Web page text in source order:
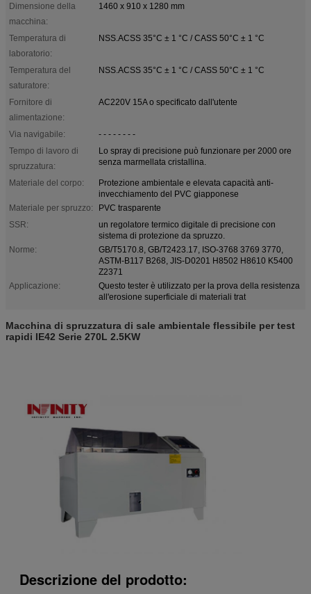
Dimensione della
macchina:
1460 x 910 x 1280 mm
Temperatura di
laboratorio:
NSS.ACSS 35°C ± 1 °C / CASS 50°C ± 1 °C
Temperatura del
saturatore:
NSS.ACSS 35°C ± 1 °C / CASS 50°C ± 1 °C
Fornitore di
alimentazione:
AC220V 15A o specificato dall'utente
Via navigabile:
- - - - - - - -
Tempo di lavoro di
spruzzatura:
Lo spray di precisione può funzionare per 2000 ore
senza marmellata cristallina.
Materiale del corpo:
Protezione ambientale e elevata capacità anti-
invecchiamento del PVC giapponese
Materiale per spruzzo:
PVC trasparente
SSR:
un regolatore termico digitale di precisione con
sistema di protezione da spruzzo.
Norme:
GB/T5170.8, GB/T2423.17, ISO-3768 3769 3770,
ASTM-B117 B268, JIS-D0201 H8502 H8610 K5400
Z2371
Applicazione:
Questo tester è utilizzato per la prova della resistenza
all'erosione superficiale di materiali trat
Macchina di spruzzatura di sale ambientale flessibile per test
rapidi IE42 Serie 270L 2.5KW
Descrizione del prodotto: